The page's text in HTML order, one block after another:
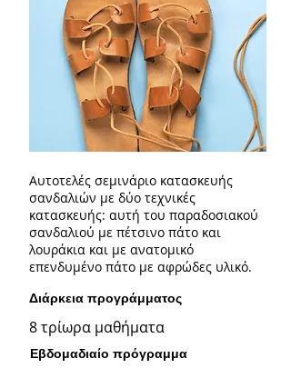
Αυτοτελές σεμινάριο κατασκευής
σανδαλιών με δύο τεχνικές
κατασκευής: αυτή του παραδοσιακού
σανδαλιού με πέτσινο πάτο και
λουράκια και με ανατομικό
επενδυμένο πάτο με αφρώδες υλικό.
Διάρκεια προγράμματος
8 τρίωρα μαθήματα
Εβδομαδιαίο πρόγραμμα